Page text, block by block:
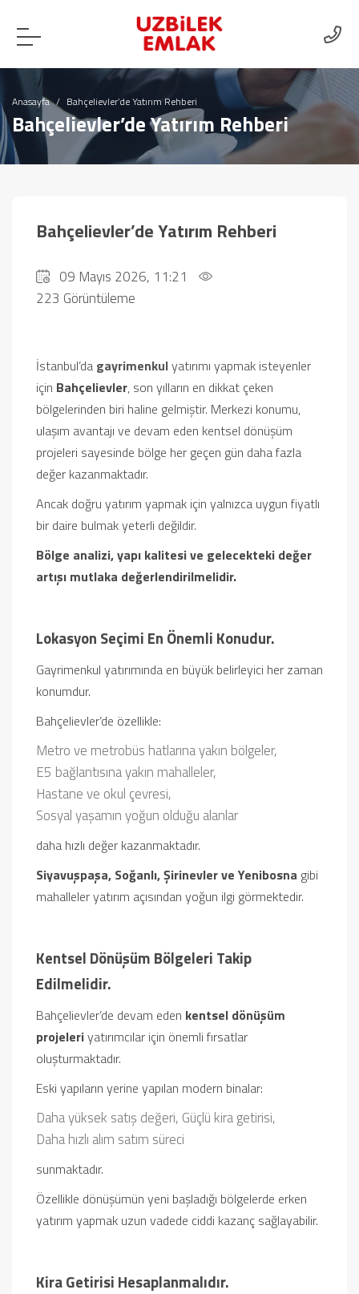
Anasayfa Bahçelievler’de Yatırım Rehberi
Bahçelievler’de Yatırım Rehberi
Bahçelievler’de Yatırım Rehberi
09 Mayıs 2026, 11:21
223 Görüntüleme
İstanbul’da gayrimenkulyatırımı yapmak isteyenler
için Bahçelievler, son yılların en dikkat çeken
bölgelerinden biri haline gelmiştir. Merkezi konumu,
ulaşım avantajı ve devam eden kentsel dönüşüm
projeleri sayesinde bölge her geçen gün daha fazla
değer kazanmaktadır.
Ancak doğru yatırım yapmak için yalnızca uygun fiyatlı
bir daire bulmak yeterli değildir.
Bölge analizi, yapı kalitesi ve gelecekteki değer
artışı mutlaka değerlendirilmelidir.
Lokasyon Seçimi En Önemli Konudur.
Gayrimenkul yatırımında en büyük belirleyici her zaman
konumdur.
Bahçelievler’de özellikle:
Metro ve metrobüs hatlarına yakın bölgeler,
E5 bağlantısına yakın mahalleler,
Hastane ve okul çevresi,
Sosyal yaşamın yoğun olduğu alanlar
daha hızlı değer kazanmaktadır.
Siyavuşpaşa, Soğanlı, Şirinevler ve Yenibosna gibi
mahalleler yatırım açısından yoğun ilgi görmektedir.
Kentsel Dönüşüm Bölgeleri Takip
Edilmelidir.
Bahçelievler’de devam eden kentsel dönüşüm
projeleriyatırımcılar için önemli fırsatlar
oluşturmaktadır.
Eski yapıların yerine yapılan modern binalar:
Daha yüksek satış değeri, Güçlü kira getirisi,
Daha hızlı alım satım süreci
sunmaktadır.
Özellikle dönüşümün yeni başladığı bölgelerde erken
yatırım yapmak uzun vadede ciddi kazanç sağlayabilir.
Kira Getirisi Hesaplanmalıdır.